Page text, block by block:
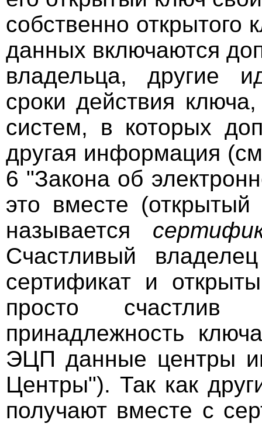
собственно
данных включаются
владельца, другие
сроки действия
систем, в которых
другая информация
6 "Закона об
это вместе
называется
Счастливый
сертификат и
просто
принадлежность
ЭЦП данные центры
Центры"). Так как
получают вместе с